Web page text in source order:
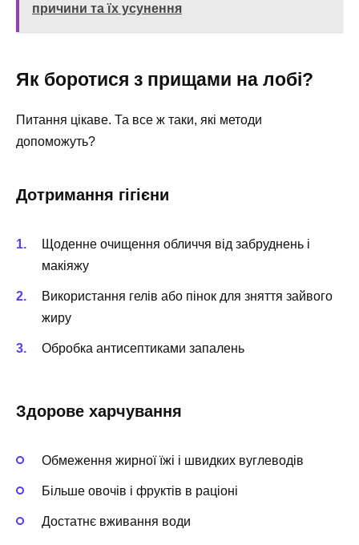
причини та їх усунення
Як боротися з прищами на лобі?
Питання цікаве. Та все ж таки, які методи
допоможуть?
Дотримання гігієни
Щоденне очищення обличчя від забруднень і
макіяжу
Використання гелів або пінок для зняття зайвого
жиру
Обробка антисептиками запалень
Здорове харчування
Обмеження жирної їжі і швидких вуглеводів
Більше овочів і фруктів в раціоні
Достатнє вживання води